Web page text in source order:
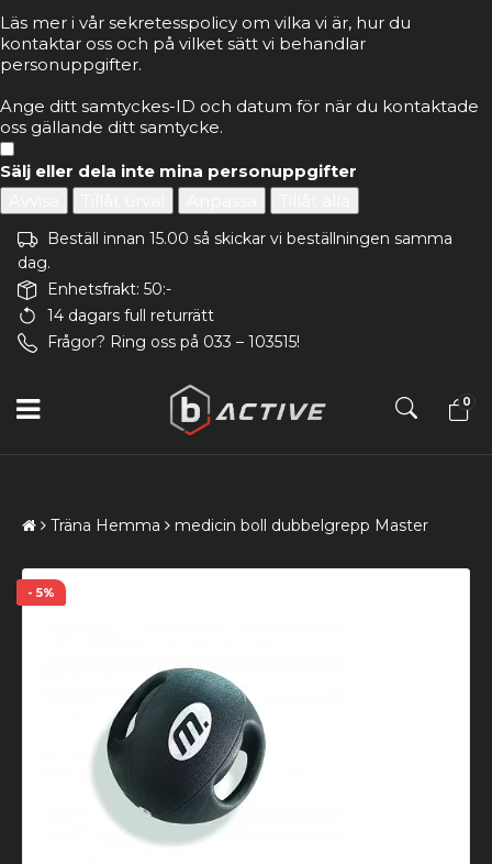
Läs mer i vår sekretesspolicy om vilka vi är, hur du
kontaktar oss och på vilket sätt vi behandlar
personuppgifter.
Ange ditt samtyckes-ID och datum för när du kontaktade
oss gällande ditt samtycke.
Sälj eller dela inte mina personuppgifter
Beställ innan 15.00 så skickar vi beställningen samma
dag.
Enhetsfrakt: 50:-
14 dagars full returrätt
Frågor? Ring oss på 033 – 103515!
0
Träna Hemma medicin boll dubbelgrepp Master
- 5%